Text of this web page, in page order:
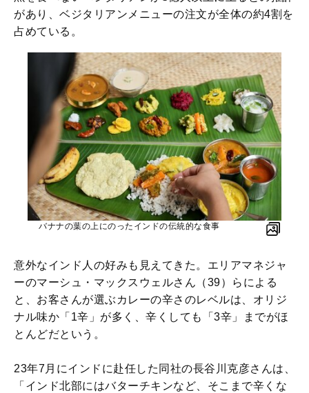
があり、ベジタリアンメニューの注文が全体の約4割を
占めている。
バナナの葉の上にのったインドの伝統的な食事
意外なインド人の好みも見えてきた。エリアマネジャ
ーのマーシュ・マックスウェルさん（39）らによる
と、お客さんが選ぶカレーの辛さのレベルは、オリジ
ナル味か「1辛」が多く、辛くしても「3辛」までがほ
とんどだという。
23年7月にインドに赴任した同社の長谷川克彦さんは、
「インド北部にはバターチキンなど、そこまで辛くな